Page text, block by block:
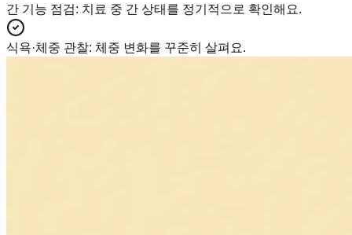
간 기능 점검: 치료 중 간 상태를 정기적으로 확인해요.
식욕·체중 관찰: 체중 변화를 꾸준히 살펴요.